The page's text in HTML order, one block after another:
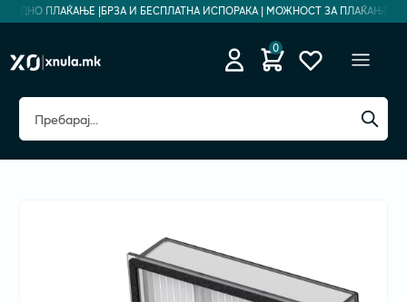
ПЛАЌАЊЕ | БРЗА И БЕСПЛАТНА ИСПОРАКА | МОЖНОСТ ЗА ПЛАЌАЊЕ НА
0